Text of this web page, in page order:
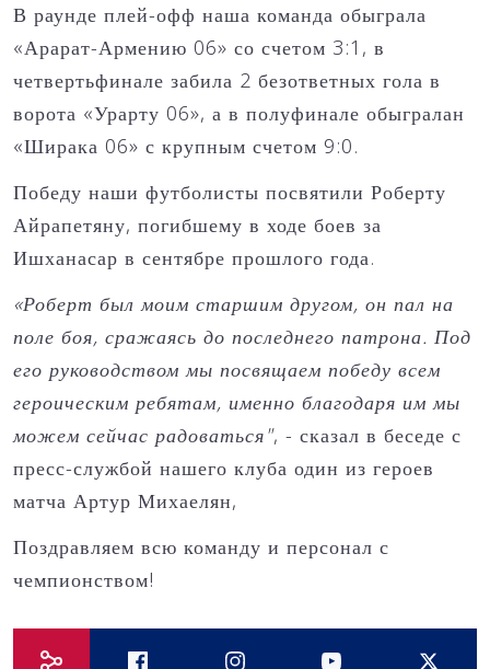
В раунде плей-офф наша команда обыграла
«Арарат-Армению 06» со счетом 3:1, в
четвертьфинале забила 2 безответных гола в
ворота «Урарту 06», а в полуфинале обыгралан
«Ширака 06» с крупным счетом 9:0.
Победу наши футболисты посвятили Роберту
Айрапетяну, погибшему в ходе боев за
Ишханасар в сентябре прошлого года.
«Роберт был моим старшим другом, он пал на
поле боя, сражаясь до последнего патрона. Под
его руководством мы посвящаем победу всем
героическим ребятам, именно благодаря им мы
можем сейчас радоваться", - сказал в беседе с
пресс-службой нашего клуба один из героев
матча Артур Михаелян,
Поздравляем всю команду и персонал с
чемпионством!